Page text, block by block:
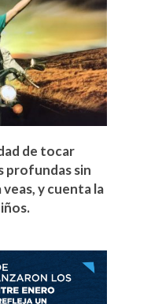
de tocar
profundas sin
y cuenta la